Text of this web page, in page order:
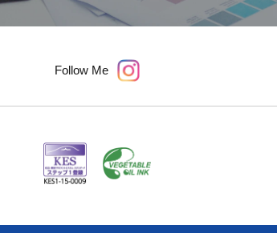
Follow Me